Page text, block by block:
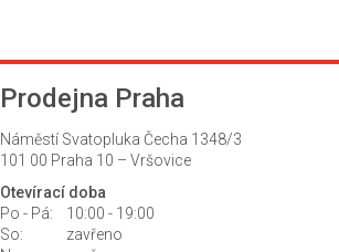
Prodejna Praha
Náměstí Svatopluka Čecha 1348/3
101 00 Praha 10 – Vršovice
Otevírací doba
Po - Pá:
10:00 - 19:00
So:
zavřeno